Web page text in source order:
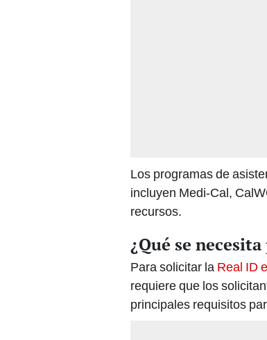
Los programas de
incluyen Medi-Cal,
recursos.
¿Qué se
Para solicitar la Real ID
requiere que los
principales requisitos